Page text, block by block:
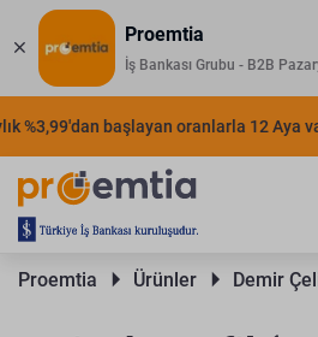
Proemtia
İş Bankası Grubu - B2B
başlayan oranlarla 12 Aya
Proemtia Ürünler Demir